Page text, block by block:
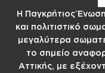
Η Παγκρήτιος
και πολιτιστικό
μεγαλύτερα
το σημείο
Αττικής, με